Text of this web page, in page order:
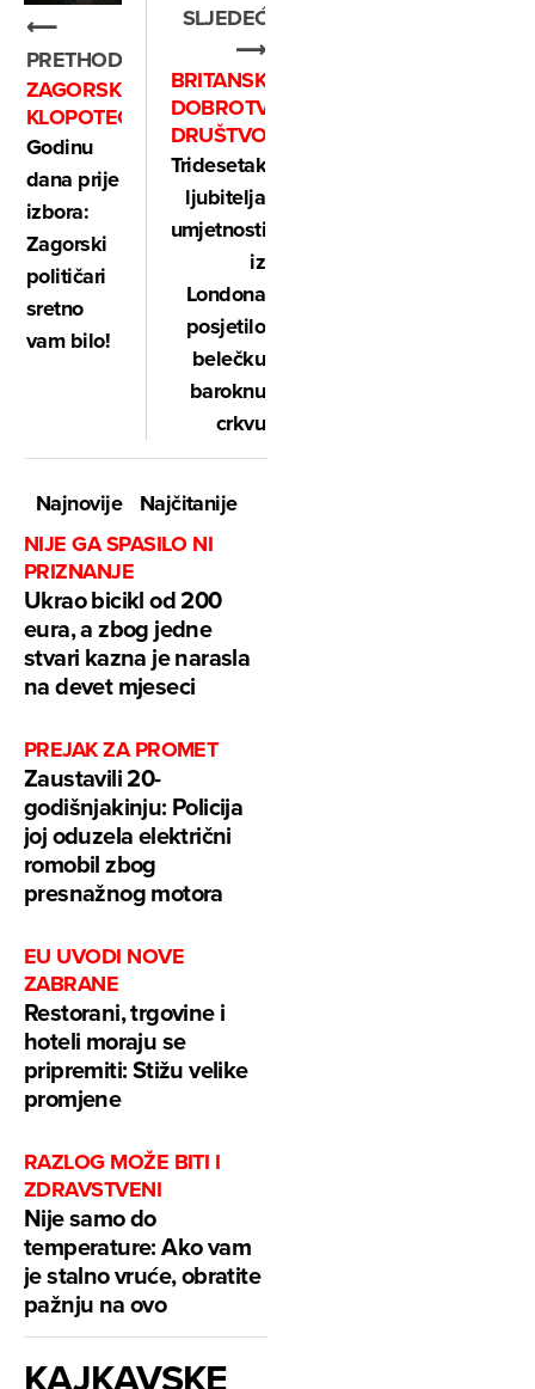
⟵
PRETHODNO
ZAGORSKI
KLOPOTEC
Godinu
dana prije
izbora:
Zagorski
političari
sretno
vam bilo!
SLJEDEĆE
⟶
BRITANSKO
DOBROTVORNO
DRUŠTVO
Tridesetak
ljubitelja
umjetnosti
iz
Londona
posjetilo
belečku
baroknu
crkvu
Najnovije
Najčitanije
NIJE GA SPASILO NI
PRIZNANJE
Ukrao bicikl od 200
eura, a zbog jedne
stvari kazna je narasla
na devet mjeseci
PREJAK ZA PROMET
Zaustavili 20-
godišnjakinju: Policija
joj oduzela električni
romobil zbog
presnažnog motora
EU UVODI NOVE
ZABRANE
Restorani, trgovine i
hoteli moraju se
pripremiti: Stižu velike
promjene
RAZLOG MOŽE BITI I
ZDRAVSTVENI
Nije samo do
temperature: Ako vam
je stalno vruće, obratite
pažnju na ovo
KAJKAVSKE